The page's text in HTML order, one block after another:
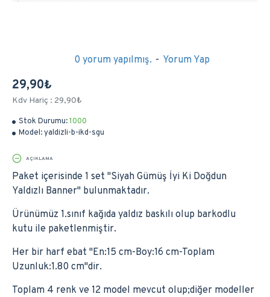
Stok Durumu:1000
Model:yaldizli-b-ikd-sgu
0 yorum yapılmış. - Yorum Yap
29,90₺
Kdv Hariç : 29,90₺
AÇIKLAMA
Paket içerisinde 1 set ''Siyah Gümüş İyi Ki Doğdun
Yaldızlı Banner'' bulunmaktadır.
Ürünümüz 1.sınıf kağıda yaldız baskılı olup barkodlu
kutu ile paketlenmiştir.
Her bir harf ebat ''En:15 cm-Boy:16 cm-Toplam
Uzunluk:1.80 cm''dir.
Toplam 4 renk ve 12 model mevcut olup;diğer modeller